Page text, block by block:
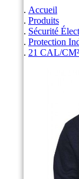
Accueil
Produits
Sécurité
Protection
21 CAL/